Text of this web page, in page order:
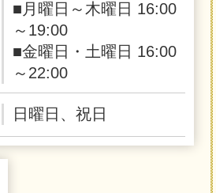
■月曜日～木曜日 16:00
～19:00
■金曜日・土曜日 16:00
～22:00
日曜日、祝日